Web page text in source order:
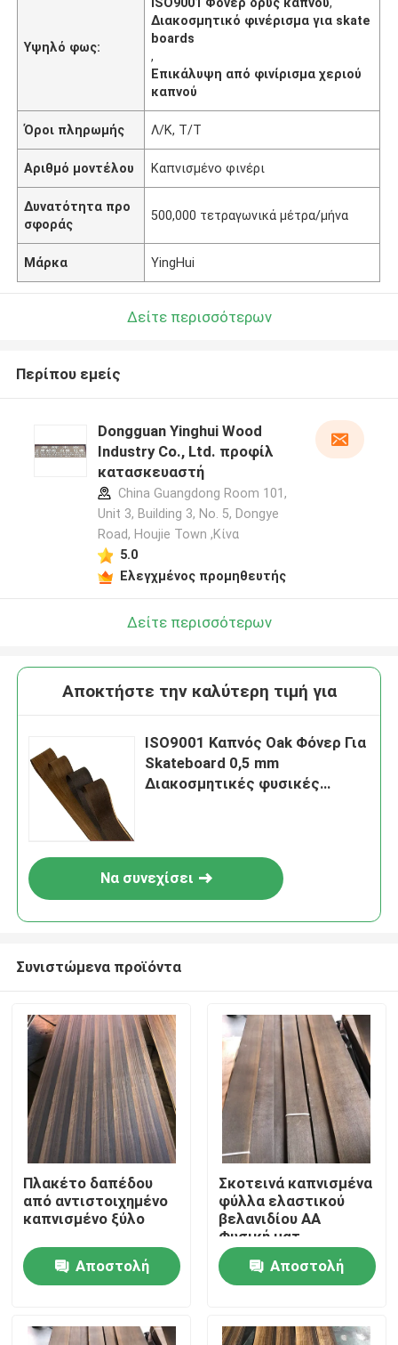
Σπίτι
Προϊόντα
Περίπου εμείς
Υψηλό φως:
Διακοσμητικό φινέρισμα για skate
boards
,
Επικάλυψη από φινίρισμα χεριού
καπνού
Όροι πληρωμής Λ/Κ, Τ/Τ
Αριθμό μοντέλου Καπνισμένο φινέρι
Δυνατότητα προ
σφοράς
500,000 τετραγωνικά μέτρα/μήνα
Μάρκα YingHui
Δείτε περισσότερων
Περίπου εμείς
Dongguan Yinghui Wood
Industry Co., Ltd. προφίλ
κατασκευαστή
China Guangdong Room 101,
Unit 3, Building 3, No. 5, Dongye
Road, Houjie Town ,Κίνα
5.0
Ελεγχμένος προμηθευτής
Δείτε περισσότερων
Αποκτήστε την καλύτερη τιμή για
ISO9001 Καπνός Oak Φόνερ Για
Skateboard 0,5 mm
Διακοσμητικές φυσικές
Να συνεχίσει
Συνιστώμενα προϊόντα
Πλακέτο δαπέδου
από αντιστοιχημένο
καπνισμένο ξύλο
Αποστολή
Σκοτεινά καπνισμένα
φύλλα ελαστικού
βελανιδίου AA
Φυσική ματ
επιφάνεια 0,5 mm
Προσαρμόσιμα
Αποστολή